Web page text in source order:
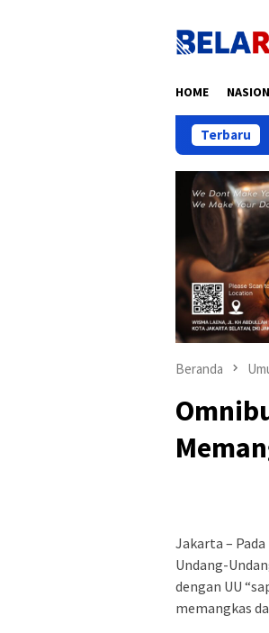
HOME
Terbaru
Beranda
Jakarta –
Undang-
dengan UU
memangkas